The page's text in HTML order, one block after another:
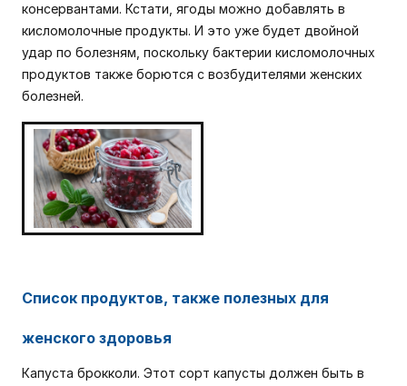
консервантами. Кстати, ягоды можно добавлять в
кисломолочные продукты. И это уже будет двойной
удар по болезням, поскольку бактерии кисломолочных
продуктов также борются с возбудителями женских
болезней.
Список продуктов, также полезных для
женского здоровья
Капуста брокколи. Этот сорт капусты должен быть в